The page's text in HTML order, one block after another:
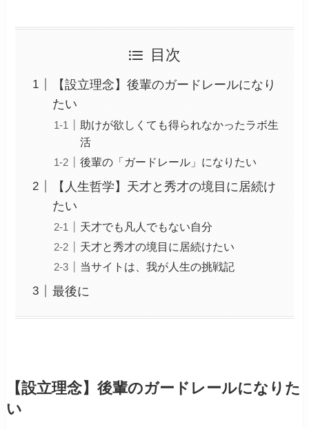
目次
【設立理念】後輩のガードレールになり
たい
助けが欲しくても得られなかったラボ生
活
後輩の「ガードレール」になりたい
【人生哲学】天才と秀才の境目に居続け
たい
天才でも凡人でもない自分
天才と秀才の境目に居続けたい
当サイトは、我が人生の挑戦記
最後に
【設立理念】後輩のガードレールになりた
い